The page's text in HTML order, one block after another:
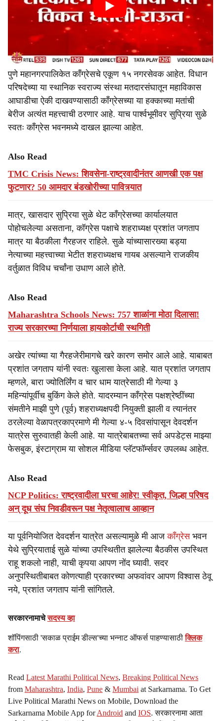
पुणे महानगरपालिकेत काँग्रेसचे एकूण १५ नगरसेवक आहेत. विधान
परिषदेच्या या स्थानिक स्वराज्य संस्था मतदारसंघातून महाविकास
आघाडीचा ऐकी दाखवण्यासाठी काँग्रेसच्या या हक्काच्या मतांची
बेरीज अत्यंत महत्त्वाची ठरणार आहे. याच पार्श्वभूमीवर सुप्रिया सुळे
स्वतः काँग्रेस भवनमध्ये दाखल झाल्या आहेत.
Also Read
TMC Crisis News: शिवसेना-राष्ट्रवादीनंतर आणखी एक पक्ष
फुटणार? 50 आमदार बंडखोरीच्या पावित्र्यात
मात्र, खासदार सुप्रिया सुळे थेट काँग्रेसच्या कार्यालयात
पोहोचलेल्या असताना, कॉग्रेस पक्षाचे शहराध्यक्ष प्रशांत जगताप
मात्र या बैठकीला गैरहजर राहिले. सुळे यांच्यासारख्या बड्या
नेत्याच्या महत्त्वाच्या भेटीत शहराध्यक्षच गायब असल्याने राजकीय
वर्तुळात विविध चर्चांना उधाण आले होते.
Also Read
Maharashtra Schools News: 757 शाळांना मोठा दिलासा!
राज्य सरकारच्या निर्णयाला हायकोर्टाची स्थगिती
अखेर त्यांच्या या गैरहजेरीमागचे खरे कारण समोर आले आहे. याबाबत
प्रशांत जगताप यांनी स्वतः खुलासा केला आहे. यात प्रशांत जगताप
म्हणले, बारा ज्योतिर्लिंग व चार धाम यात्रेसाठी मी गेल्या ३
महिन्यांपूर्वीच बुकिंग केले होते. यादरम्यान काँग्रेस पक्षश्रेष्ठींच्या
संमतीने माझी पुणे (पूर्व) शहराध्यक्षपदी नियुक्ती झाली व त्यानंतर
ठरलेल्या वेळापत्रकाप्रमाणे मी गेल्या ४-५ दिवसांपासून देवदर्शन
यात्रेस सुरुवातही केली आहे. या यात्रेबाबतच्या सर्व अपडेट्स माझ्या
फेसबुक, इंस्टाग्राम या सोशल मीडिया प्लॅटफॉर्म्सवर उपलब्ध आहेत.
Also Read
NCP Politics: राष्ट्रवादीला घरचा आहेर! स्वीकृत, जिल्हा परिषद
अन् दूध संघ निवडीवरून पक्ष नेतृत्वालाच आव्हान
या पूर्वनियोजित देवदर्शन यात्रेत असल्यामुळे मी आजकाँग्रेस भवन
येथे सुप्रियाताई सुळे यांच्या उपस्थितीत झालेल्या बैठकीस उपस्थित
राहू शकलो नाही, याची कृपया आपण नोंद घ्यावी. सदर
अनुपस्थितीबाबत कोणत्याही प्रकारच्या अफवांवर आपण विश्वास ठेवू
नये, प्रशांत जगताप यांनी सांगितले.
सरकारनामाचेसदस्य व्हा
शॉपिंगसाठी 'सकाळ प्राईम डील्स'च्या भन्नाट ऑफर्स पाहण्यासाठीक्लिक
करा.
Read Latest Marathi Political News, Breaking Political News
from Maharashtra, India, Pune & Mumbai at Sarkarnama. To Get
Live Political Marathi News on Mobile, Download the
Sarkarnama Mobile App forAndroid and IOS. सरकारनामा आता